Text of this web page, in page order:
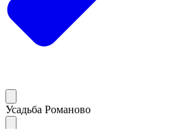
Усадьба Романово